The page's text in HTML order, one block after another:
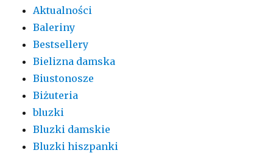
Aktualności
Baleriny
Bestsellery
Bielizna damska
Biustonosze
Biżuteria
bluzki
Bluzki damskie
Bluzki hiszpanki